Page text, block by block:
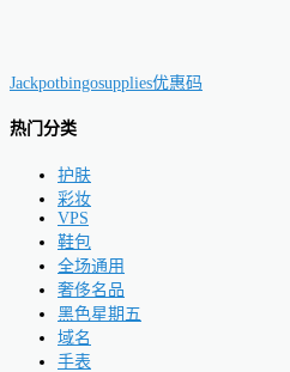
Jackpotbingosupplies优惠码
热门分类
护肤
彩妆
VPS
鞋包
全场通用
奢侈名品
黑色星期五
域名
手表